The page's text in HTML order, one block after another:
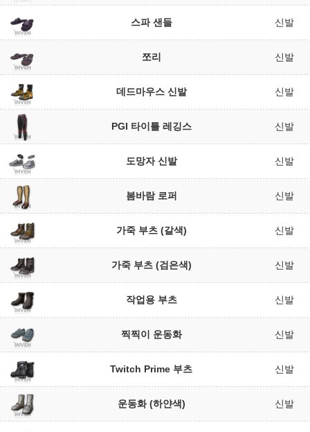
스파 샌들 신발
쪼리 신발
데드마우스 신발 신발
PGI 타이틀 레깅스 신발
도망자 신발 신발
봄바람 로퍼 신발
가죽 부츠 (갈색) 신발
가죽 부츠 (검은색) 신발
작업용 부츠 신발
찍찍이 운동화 신발
Twitch Prime 부츠 신발
운동화 (하얀색) 신발